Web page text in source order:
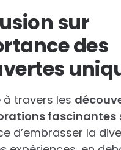
sur
des
à travers les
fascinantes
d’embrasser la